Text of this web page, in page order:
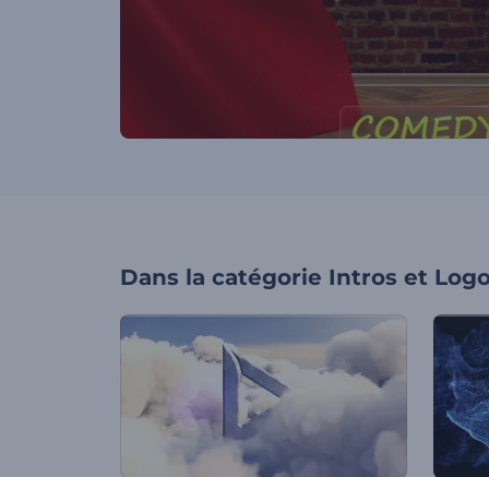
Dans la catégorie Intros et